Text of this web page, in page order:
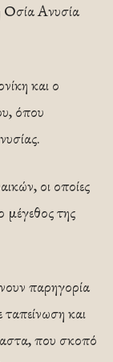
Οσία Ανυσία
και ο
όπου
οι οποίες
μέγεθος της
παρηγορία
και
που σκοπό